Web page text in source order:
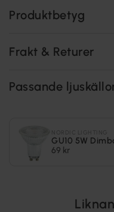
Produktbetyg
Frakt & Returer
Passande
GU10 5W
69 kr